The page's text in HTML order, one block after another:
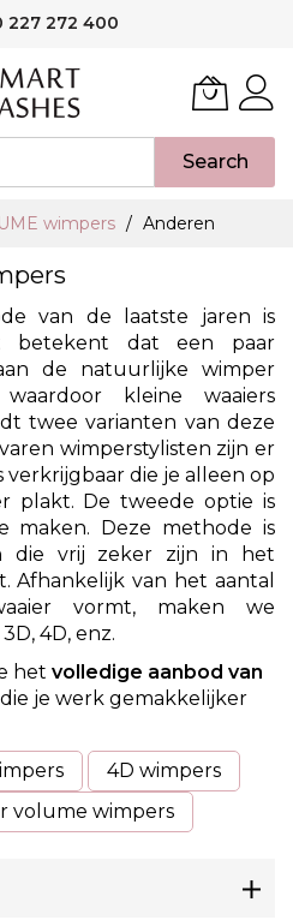
227 272 400
Search
wimpers Anderen
van de laatste jaren is
betekent dat een paar
de natuurlijke wimper
kleine waaiers
twee varianten van deze
wimperstylisten zijn er
die je alleen op
plakt. De tweede optie is
maken. Deze methode is
die vrij zeker zijn in het
Afhankelijk van het aantal
vormt, maken we
4D, enz.
het volledige aanbod van
die je werk gemakkelijker
4D wimpers
volume wimpers